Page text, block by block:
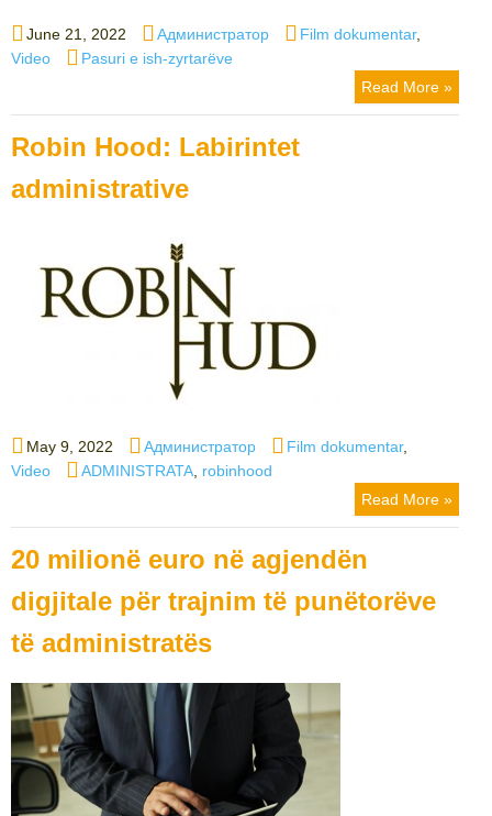
Posted
on
June 21, 2022 Author
Администратор Categories
Film dokumentar,
Video
Tags
Pasuri e ish-zyrtarëve
Read More »
Robin Hood: Labirintet
administrative
Posted
on
May 9, 2022 Author
Администратор Categories
Film dokumentar,
Video
Tags
ADMINISTRATA robinhood
Read More »
20 milionë euro në agjendën
digjitale për trajnim të punëtorëve
të administratës